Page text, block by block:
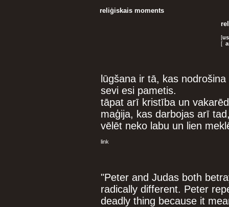
reliģiskais moments
[
[
lūgšana ir tā, kas
sevi esi pametis.
tāpat arī kristība un
maģija, kas darbojas arī
vēlēt neko labu un lien
link
"Peter and Judas both
radically different. Peter
deadly thing because it